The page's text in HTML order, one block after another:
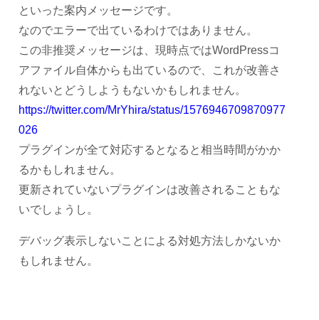
といった案内メッセージです。
なのでエラーで出ているわけではありません。
この非推奨メッセージは、現時点ではWordPressコ
アファイル自体からも出ているので、これが改善さ
れないとどうしようもないかもしれません。
https://twitter.com/MrYhira/status/1576946709870977
026
プラグインが全て対応するとなると相当時間がかか
るかもしれません。
更新されていないプラグインは改善されることもな
いでしょうし。
デバッグ表示しないことによる対処方法しかないか
もしれません。